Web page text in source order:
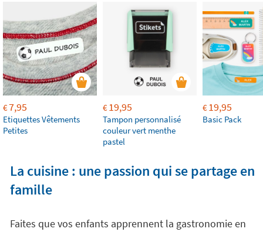
€7,95
Etiquettes Vêtements
Petites
€19,95
Tampon personnalisé
couleur vert menthe
pastel
€19,95
Basic Pack
La cuisine : une passion qui se partage en
famille
Faites que vos enfants apprennent la gastronomie en